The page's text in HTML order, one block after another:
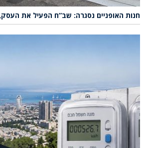
חנות האופניים נסגרה: שב”ח הפעיל את